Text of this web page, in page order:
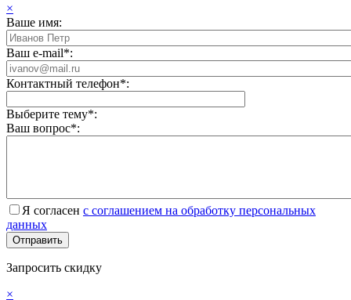
×
Ваше имя:
Ваш e-mail*:
Контактный телефон*:
Выберите тему*:
Ваш вопрос*:
Я согласен с соглашением на обработку персональных
данных
Запросить скидку
×